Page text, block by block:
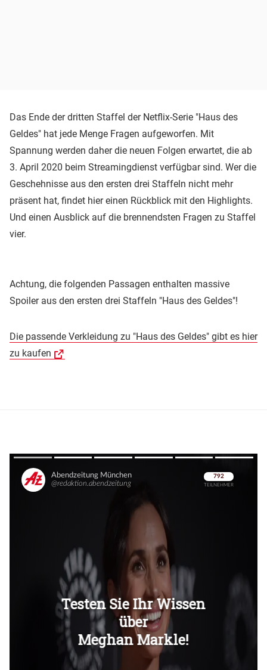
Das Ende der dritten Staffel der Netflix-Serie "Haus des
Geldes" hat jede Menge Fragen aufgeworfen. Mit
Spannung werden daher die neuen Folgen erwartet, die ab
3. April 2020 beim Streamingdienst verfügbar sind. Wer die
Geschehnisse aus den ersten drei Staffeln nicht mehr
präsent hat, findet hier einen Rückblick mit den Highlights.
Und einen Ausblick auf die brennendsten Fragen zu Staffel
vier.
Achtung, die folgenden Passagen enthalten massive
Spoiler aus den ersten drei Staffeln "Haus des Geldes"!
Die passende Verkleidung zu "Haus des Geldes" gibt es hier
zu kaufen
Überspringen